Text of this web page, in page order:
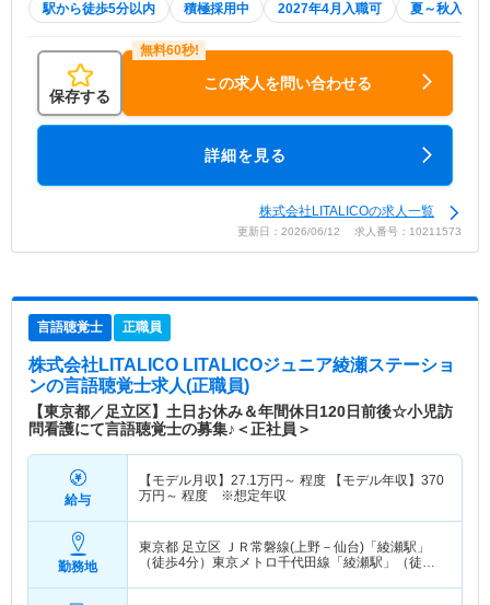
駅から徒歩5分以内 積極採用中 2027年4月入職可 夏～秋入職可
保存する
この求人を問い合わせる
詳細を見る
株式会社LITALICOの求人一覧
更新日：2026/06/12 求人番号：10211573
言語聴覚士 正職員
株式会社LITALICO LITALICOジュニア綾瀬ステーショ
ンの言語聴覚士求人(正職員)
【東京都／足立区】土日お休み＆年間休日120日前後☆小児訪
問看護にて言語聴覚士の募集♪＜正社員＞
給与
【モデル月収】 27.1万円～ 程度 【モデル年収】 370
万円～ 程度 ※想定年収
勤務地
東京都 足立区 ＪＲ常磐線(上野－仙台)「綾瀬駅」
（徒歩4分）東京メトロ千代田線「綾瀬駅」（徒歩4